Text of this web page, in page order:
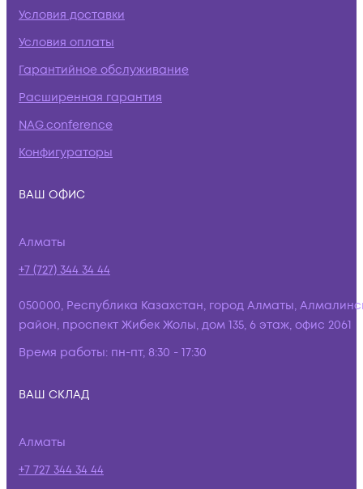
Условия доставки
Условия оплаты
Гарантийное обслуживание
Расширенная гарантия
NAG.conference
Конфигураторы
ВАШ ОФИС
Алматы
+7 (727) 344 34 44
050000, Республика Казахстан, город Алматы,
район, проспект Жибек Жолы, дом 135, 6 этаж, офис 2061
Время работы: пн-пт, 8:30 - 17:30
ВАШ СКЛАД
Алматы
+7 727 344 34 44